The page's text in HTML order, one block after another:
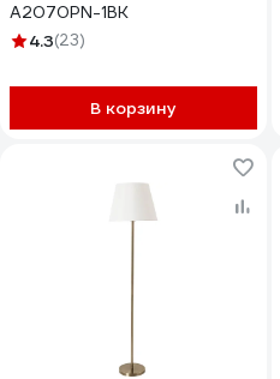
A2070PN-1BK
4.3(23)
В корзину